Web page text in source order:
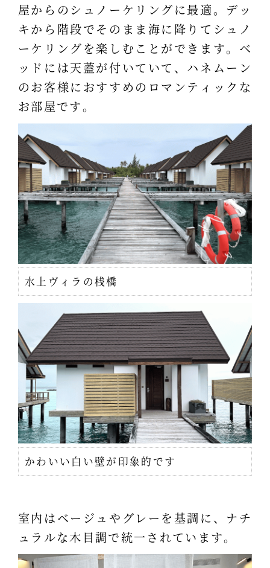
屋からのシュノーケリングに最適。デッ
キから階段でそのまま海に降りてシュノ
ーケリングを楽しむことができます。ベ
ッドには天蓋が付いていて、ハネムーン
のお客様におすすめのロマンティックな
お部屋です。
水上ヴィラの桟橋
かわいい白い壁が印象的です
室内はベージュやグレーを基調に、ナチ
ュラルな木目調で統一されています。